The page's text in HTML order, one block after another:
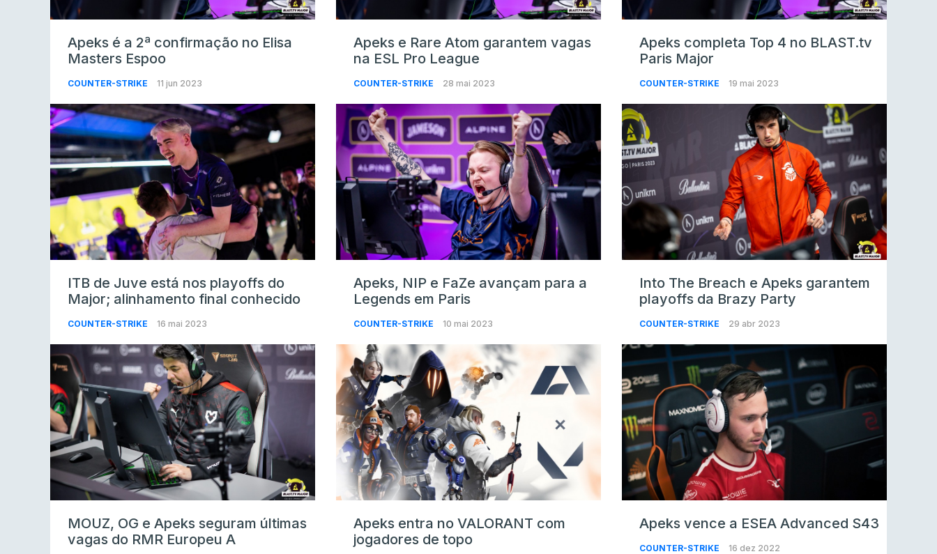
Apeks é a 2ª confirmação no Elisa
Masters Espoo
COUNTER-STRIKE 11 jun 2023
Apeks e Rare Atom garantem vagas
na ESL Pro League
COUNTER-STRIKE 28 mai 2023
Apeks completa Top 4 no BLAST.tv
Paris Major
COUNTER-STRIKE 19 mai 2023
ITB de Juve está nos playoffs do
Major; alinhamento final conhecido
COUNTER-STRIKE 16 mai 2023
Apeks, NIP e FaZe avançam para a
Legends em Paris
COUNTER-STRIKE 10 mai 2023
Into The Breach e Apeks garantem
playoffs da Brazy Party
COUNTER-STRIKE 29 abr 2023
MOUZ, OG e Apeks seguram últimas
vagas do RMR Europeu A
Apeks entra no VALORANT com
jogadores de topo
Apeks vence a ESEA Advanced S43
COUNTER-STRIKE 16 dez 2022